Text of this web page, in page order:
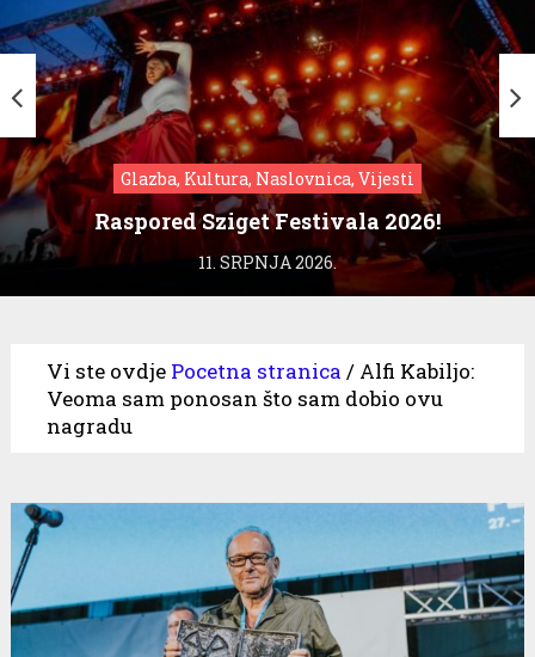
Glazba, Kultura, Naslovnica, Vijesti
Raspored Sziget Festivala 2026!
11. SRPNJA 2026.
Vi ste ovdje Pocetna stranica / Alfi Kabiljo:
Veoma sam ponosan što sam dobio ovu
nagradu